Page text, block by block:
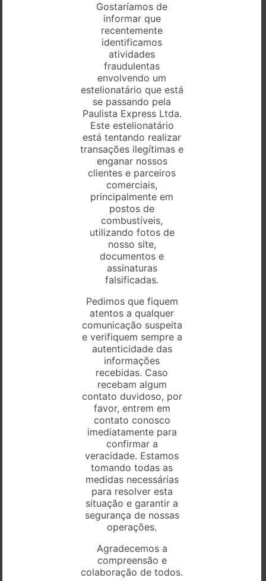
EMPRESA DE TRANSPORTE DE CONTAINER
CARGA DEDICADA
TRANSPORTE DE CARGA FRACIONADA SAO PAULO
Gostaríamos de
informar que
recentemente
identificamos
atividades
fraudulentas
envolvendo um
estelionatário que está
se passando pela
Paulista Express Ltda.
Este estelionatário
está tentando realizar
transações ilegítimas e
enganar nossos
clientes e parceiros
comerciais,
principalmente em
postos de
combustíveis,
utilizando fotos de
nosso site,
documentos e
assinaturas
falsificadas.
Pedimos que fiquem
atentos a qualquer
comunicação suspeita
e verifiquem sempre a
autenticidade das
informações
recebidas. Caso
recebam algum
contato duvidoso, por
favor, entrem em
contato conosco
imediatamente para
confirmar a
veracidade. Estamos
tomando todas as
medidas necessárias
para resolver esta
situação e garantir a
segurança de nossas
operações.
Agradecemos a
compreensão e
colaboração de todos.